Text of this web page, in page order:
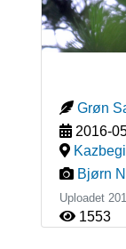
Grøn
2016-
Kazbegi
Bjørn
Uploadet
1553